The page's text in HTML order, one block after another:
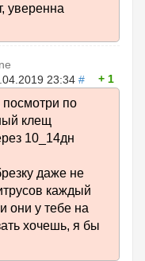
уверенна
23:34 # 1
по
клещ
10_14дн
даже не
каждый
они у тебе на
хочешь, я бы